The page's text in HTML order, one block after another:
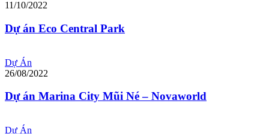
11/10/2022
Dự án Eco Central Park
Dự Án
26/08/2022
Dự án Marina City Mũi Né – Novaworld
Dự Án